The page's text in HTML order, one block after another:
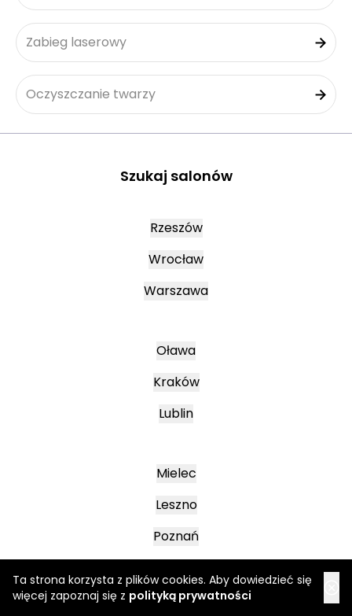
Ta strona korzysta z plików cookies. Aby dowiedzieć się
więcej zapoznaj się z polityką prywatności
Zabieg laserowy
Oczyszczanie twarzy
Szukaj salonów
Rzeszów
Wrocław
Warszawa
Oława
Kraków
Lublin
Mielec
Leszno
Poznań
Katowice